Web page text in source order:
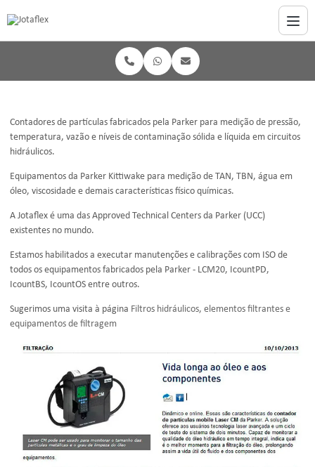
Contadores de partículas fabricados pela Parker para medição de pressão,
temperatura, vazão e níveis de contaminação sólida e líquida em circuitos
hidráulicos.
Equipamentos da Parker Kittiwake para medição de TAN, TBN, água em
óleo, viscosidade e demais características físico químicas.
A Jotaflex é uma das Approved Technical Centers da Parker (UCC)
existentes no mundo.
Estamos habilitados a executar manutenções e calibrações com ISO de
todos os equipamentos fabricados pela Parker - LCM20, IcountPD,
IcountBS, IcountOS entre outros.
Sugerimos uma visita à página Filtros hidráulicos, elementos filtrantes e
equipamentos de filtragem